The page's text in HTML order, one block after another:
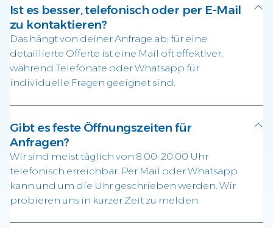
Ist es besser, telefonisch oder per E-Mail
zu kontaktieren?
Das hängt von deiner Anfrage ab; für eine
detaillierte Offerte ist eine Mail oft effektiver,
während Telefonate oder Whatsapp für
individuelle Fragen geeignet sind.
Gibt es feste Öffnungszeiten für
Anfragen?
Wir sind meist täglich von 8.00-20.00 Uhr
telefonisch erreichbar. Per Mail oder Whatsapp
kann und um die Uhr geschrieben werden. Wir
probieren uns in kurzer Zeit zu melden.